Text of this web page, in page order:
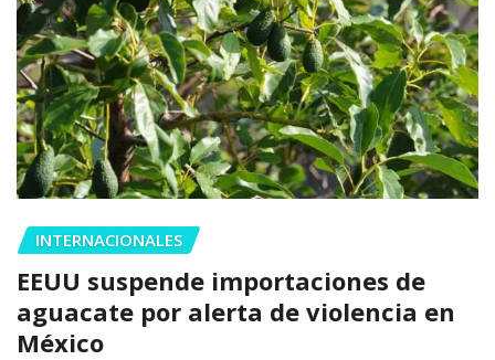
INTERNACIONALES
EEUU suspende importaciones de
aguacate por alerta de violencia en
México